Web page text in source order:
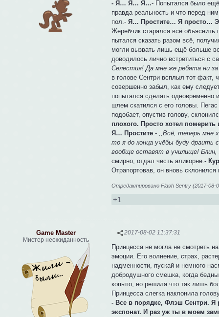
- Я… Я… Я…- Попытался было
правда реальность и что перед
пол.-Я… Простите… Я просто…
Жеребчик старался всё объяснить
пытался сказать разом всё,
могли вызвать лишь ещё больше
доводилось лично встретиться с
Селестия! Да мне же ребята ни
в голове Сентри всплыл тот факт,
совершенно забыл, как ему
попытался сделать одновременно
шлем скатился с его головы.
подобает, опустив голову,
плохого. Просто хотел
Я… Простите.-,,Всё, теперь мне
то я до конца учёбы буду драить
вообще оставят в училище! Блин,
смирно, отдал честь аликорне.-
Отрапортовав, он вновь
Отредактировано Flash Sentry (2017-08-
+1
2017-08-02 11:37:31
Game Master
Мистер неожиданность
Принцесса не могла не смотреть
эмоции. Его волнение, страх,
надменности, пускай и немного
добродушного смешка, когда
копыто, но решила что так лишь
Принцесса слегка наклонила
- Все в порядке, Флэш Сентри. Я
экспонат. И раз уж ты в моем